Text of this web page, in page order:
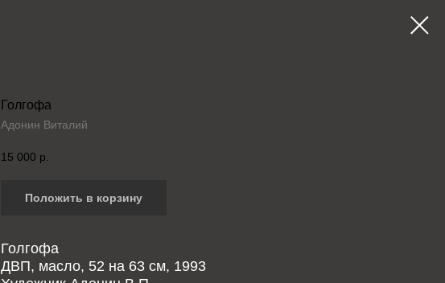
Голгофа
Адонин Виталий
15 000 р.
Положить в корзину
Голгофа
ДВП, масло, 52 на 63 см, 1993